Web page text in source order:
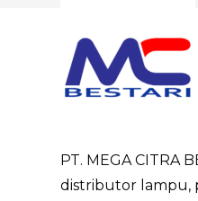
PT. MEGA CITRA
distributor lampu,